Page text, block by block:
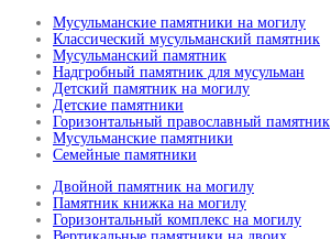
Мусульманские памятники на могилу
Классический мусульманский памятник
Мусульманский памятник
Надгробный памятник для мусульман
Детский памятник на могилу
Детские памятники
Горизонтальный православный памятник
Мусульманские памятники
Семейные памятники
Двойной памятник на могилу
Памятник книжка на могилу
Горизонтальный комплекс на могилу